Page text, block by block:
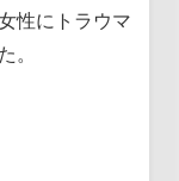
性にトラウマ
。